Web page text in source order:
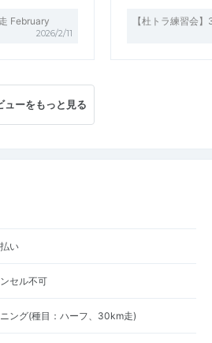
February
2026/2/11
【杜トラ練習会
ューをもっと見る
い
セル不可
ング(種目：ハーフ、30km走)